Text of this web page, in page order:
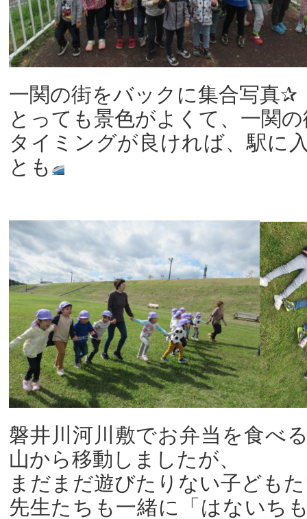
一関の街をバックに集合写真✰
とっても景色がよくて、一関
タイミングが良ければ、駅に
とも
磐井川河川敷でお弁当を食べ
山から移動しましたが、
まだまだ遊びたりない子ども
先生たちも一緒に「はないち